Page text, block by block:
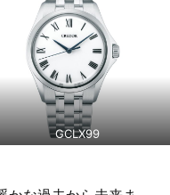
GCLX99